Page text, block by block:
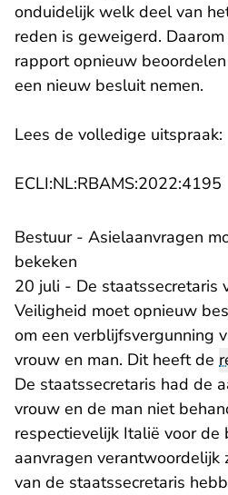
onduidelijk welk deel van
reden is geweigerd.
rapport opnieuw
een nieuw besluit nemen.
Lees de volledige uitspraak:
ECLI:NL:RBAMS:2022:4195
Bestuur - Asielaanvragen
bekeken
20 juli - De staatssecretaris
Veiligheid moet opnieuw
om een verblijfsvergunning
vrouw en man. Dit heeft de
De staatssecretaris had de
vrouw en de man niet
respectievelijk Italië voor de
aanvragen verantwoordelijk
van de staatssecretaris